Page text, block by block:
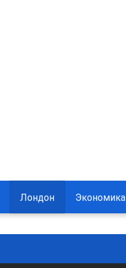
Лондон Экономика